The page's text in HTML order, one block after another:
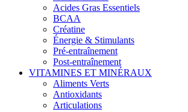
Acides Gras Essentiels
BCAA
Créatine
Énergie & Stimulants
Pré-entraînement
Post-entraînement
VITAMINES ET MINÉRAUX
Aliments Verts
Antioxidants
Articulations